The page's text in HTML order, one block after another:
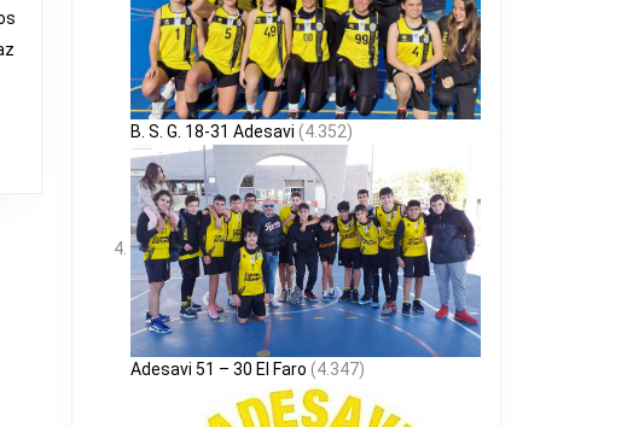
B. S. G. 18-31 Adesavi (4.352)
Adesavi 51 – 30 El Faro (4.347)